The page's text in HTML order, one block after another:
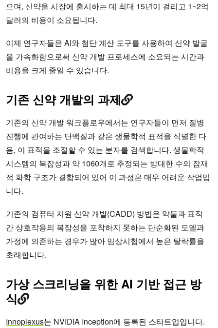
으며, 신약을 시장에 출시하는 데 최대 15년이 걸리고 1~2억
달러의 비용이 소요됩니다.
이제 연구자들은 AI와 첨단 계산 도구를 사용하여 신약 발굴
을 가속화함으로써 신약 개발 프로세스에 소요되는 시간과
비용을 크게 줄일 수 있습니다.
기존 신약 개발의 과제
기존의 신약 개발 워크플로우에서는 연구자들이 먼저 질병
진행에 관여하는 단백질과 같은 생물학적 표적을 식별한 다
음, 이 표적을 조절할 수 있는 분자를 검색합니다. 생물학적
시스템의 복잡성과 약 1060개로 추정되는 방대한 수의 잠재
적 화학 구조가 결합되어 있어 이 과정은 매우 어려운 작업입
니다.
기존의 컴퓨터 지원 신약 개발(CADD) 방법은 약물과 표적
간 상호작용의 복잡성을 포착하지 못하는 단순화된 모델과
가정에 의존하는 경우가 많아 임상시험에서 높은 탈락률을
초래합니다.
가상 스크리닝을 위한 AI 기반 접근 방
식
Innoplexus는 NVIDIA Inception에 등록된 스타트업입니다.